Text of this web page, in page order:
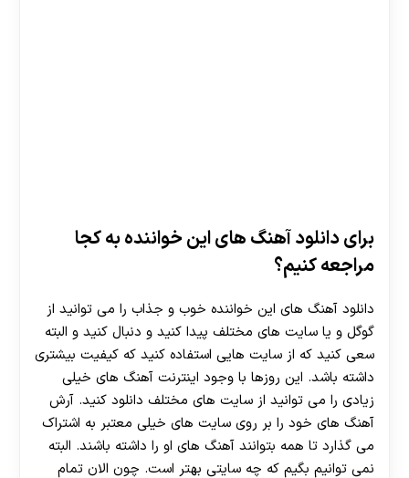
برای دانلود آهنگ های این خواننده به کجا
مراجعه کنیم؟
دانلود آهنگ های این خواننده خوب و جذاب را می توانید از
گوگل و یا سایت های مختلف پیدا کنید و دنبال کنید و البته
سعی کنید که از سایت هایی استفاده کنید که کیفیت بیشتری
داشته باشد. این روزها با وجود اینترنت آهنگ های خیلی
زیادی را می توانید از سایت های مختلف دانلود کنید. آرش
آهنگ های خود را بر روی سایت های خیلی معتبر به اشتراک
می گذارد تا همه بتوانند آهنگ های او را داشته باشند. البته
نمی توانیم بگیم که چه سایتی بهتر است. چون الان تمام